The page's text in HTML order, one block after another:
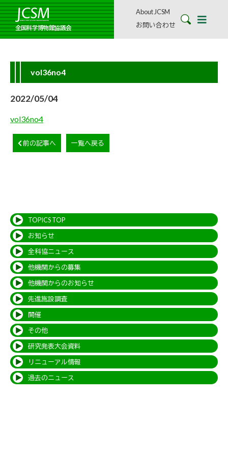
全国科学博物館協議会
About JCSM
お問い合わせ
vol36no4
2022/05/04
vol36no4
前の記事へ 一覧へ戻る
TOPICS TOP
お知らせ
全科協ニュース
他機関からの募集
他機関からのお知らせ
先進施設調査
開催
その他
研究発表大会資料
リニューアル情報
過去のニュース